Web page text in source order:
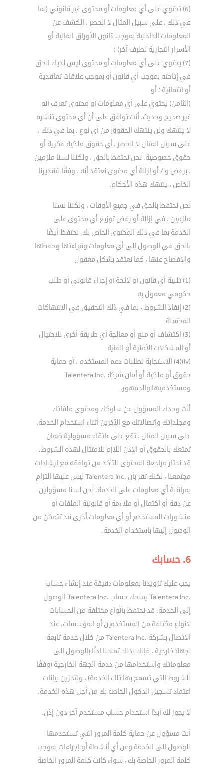
(6) تحتوي على أي معلومات أو محتوى غير قانوني (بما
في ذلك ، على سبيل المثال لا الحصر ، الكشف عن
المعلومات الداخلية بموجب قانون الأوراق المالية أو
الأسرار التجارية لطرف آخر) ؛
(7) يحتوي على أي معلومات أو محتوى ليس لديك الحق
في إتاحته بموجب أي قانون أو بموجب علاقات تعاقدية
أو ائتمانية ؛ أو
(الثامن) يحتوي على أي معلومات أو محتوى تعرف أنه
غير صحيح وحديث. أنت توافق على أن أي محتوى تنشره
لا ينتهك ولن ينتهك الحقوق من أي نوع ، بما في ذلك ،
على سبيل المثال لا الحصر ، أي حقوق ملكية فكرية أو
حقوق خصوصية. نحن نحتفظ بالحق ، ولكننا لسنا ملزمين
، برفض و / أو إزالة أي محتوى نعتقد أنه ، وفقًا لتقديرنا
الخاص ، ينتهك هذه الأحكام.
نحن نحتفظ بالحق في جميع الأوقات ، ولكننا لسنا
ملزمين ، في إزالة أو رفض توزيع أي محتوى على
الخدمة بما في ذلك المحتوى الخاص بك. نحتفظ أيضًا
بالحق في الوصول إلى أي معلومات وقراءتها وحفظها
والإفصاح عنها ، كما نعتقد بشكل معقول
(1) تلبية أي قانون أو لائحة أو إجراء قانوني أو طلب
حكومي معمول به
(2) إنفاذ الشروط ، بما في ذلك التحقيق في الانتهاكات
المحتملة
(3) اكتشاف أو منع أو معالجة أي طريقة أخرى للاحتيال
أو المشكلات الأمنية أو الفنية
(iv)(4) الاستجابة لطلبات دعم المستخدم ، أو حماية
حقوق أو ملكية أو أمان شركة .Talentera Inc
ومستخدميها والجمهور.
أنت وحدك المسؤول عن سلوكك ومحتوى ملفاتك
ومجلداتك واتصالاتك مع الآخرين أثناء استخدام الخدمة.
على سبيل المثال ، تقع على عاتقك مسؤولية ضمان
تمتعك بالحقوق أو الإذن اللازم للامتثال لهذه الشروط.
قد نختار مراجعة المحتوى للتأكد من توافقه مع إرشادات
مجتمعنا ، لكنك تقر بأن .Talentera Inc ليس عليها التزام
بمراقبة أي معلومات على الخدمة. نحن لسنا مسؤولين
عن دقة أو اكتمال أو ملاءمة أو قانونية الملفات أو
منشورات المستخدم أو أي معلومات أخرى قد تتمكن من
الوصول إليها باستخدام الخدمة.
6. حسابك
يجب عليك تزويدنا بمعلومات دقيقة عند إنشاء حساب
.Talentera Inc يمنحك حساب .Talentera Inc الوصول
إلى الخدمة. قد نحتفظ بأنواع مختلفة من الحسابات
لأنواع مختلفة من المستخدمين أو المؤسسات. عند
الاتصال بشركة .Talentera Inc من خلال خدمة تابعة
لجهة خارجية ، فإنك بذلك تمنحنا إذنًا بالوصول إلى
معلوماتك واستخدامها من خدمة الجهة الخارجية (وفقًا
للشروط التي تسمح بها تلك الخدمة) ، ولتخزين بيانات
اعتماد تسجيل الدخول الخاصة بك من أجل هذه الخدمة.
لا يجوز لك أبدًا استخدام حساب مستخدم آخر دون إذن.
أنت مسؤول عن حماية كلمة المرور التي تستخدمها
للوصول إلى الخدمة وعن أي أنشطة أو إجراءات بموجب
كلمة المرور الخاصة بك ، سواء كانت كلمة المرور الخاصة